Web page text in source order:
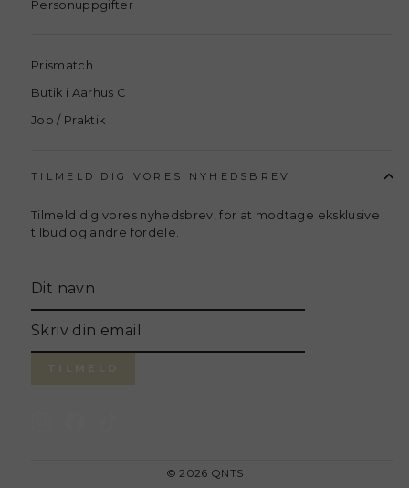
Personuppgifter
Prismatch
Butik i Aarhus C
Job / Praktik
TILMELD DIG VORES NYHEDSBREV
Tilmeld dig vores nyhedsbrev, for at modtage eksklusive
tilbud og andre fordele.
missing:
sv.general.newsletter_form.newsletter_name
din
email
TILMELD
© 2026 QNTS